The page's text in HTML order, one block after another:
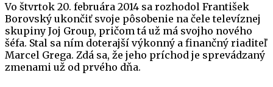
Vo štvrtok 20. februára 2014 sa rozhodol František
Borovský ukončiť svoje pôsobenie na čele televíznej
skupiny Joj Group, pričom tá už má svojho nového
šéfa. Stal sa ním doterajší výkonný a finančný riaditeľ
Marcel Grega. Zdá sa, že jeho príchod je sprevádzaný
zmenami už od prvého dňa.